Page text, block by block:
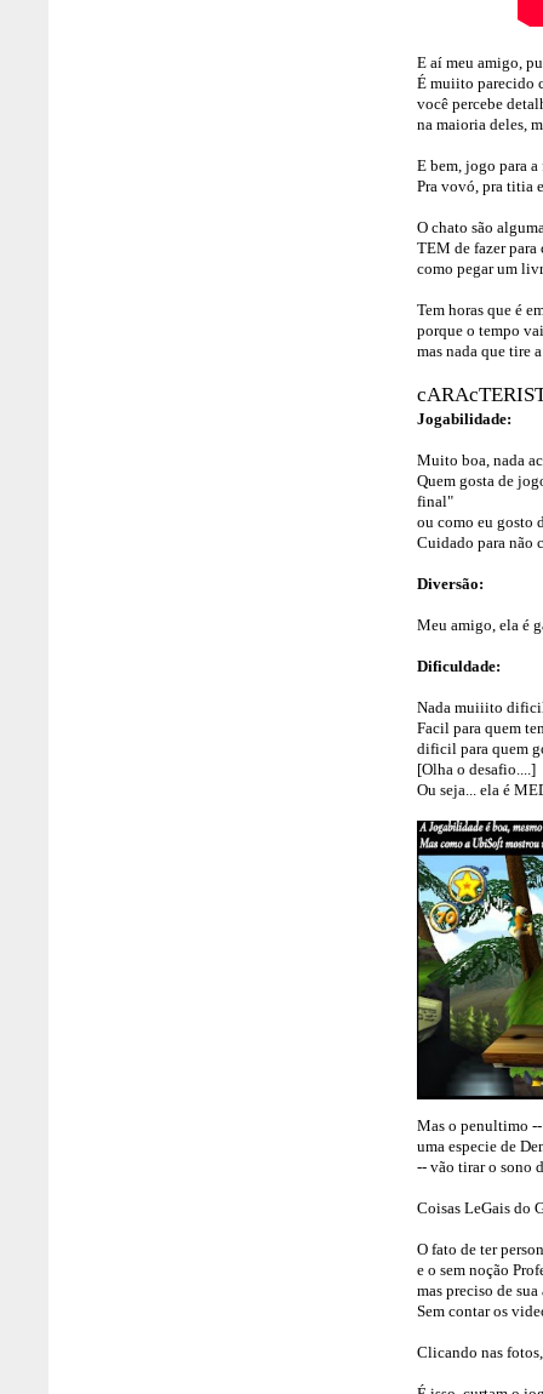
E aí meu amigo,
É muiito parecido
você percebe
na maioria deles,
E bem, jogo para
Pra vovó, pra titia
O chato são
TEM de fazer para
como pegar um
Tem horas que é
porque o tempo
mas nada que tire
Jogabilidade:
Muito boa, nada
Quem gosta de
final"
ou como eu gosto
Cuidado para não
Diversão:
Meu amigo, ela é
Dificuldade:
Nada muiiito
Facil para quem
dificil para quem
[Olha o desafio....]
Ou seja... ela é
Mas o penultimo
uma especie de
-- vão tirar o sono
Coisas LeGais do
O fato de ter
e o sem noção
mas preciso de
Sem contar os
Clicando nas